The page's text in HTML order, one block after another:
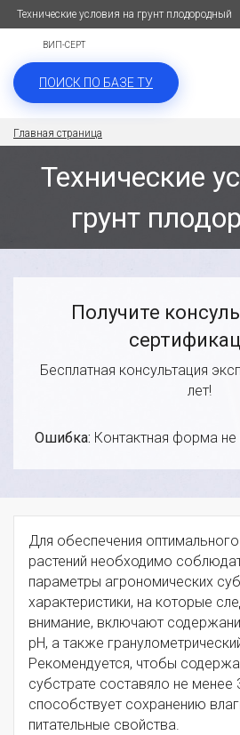
Технические условия на грунт плодородный
ВИП-СЕРТ
ПОИСК ПО БАЗЕ ТУ
Главная страница
Технические
грунт
Получите
Бесплатная консультация
лет!
Ошибка: Контактная форма не
Для обеспечения
растений необходимо
параметры агрономических
характеристики, на которые
внимание, включают
pH, а также
Рекомендуется, чтобы
субстрате составяло не менее
способствует сохранению
питательные свойства.